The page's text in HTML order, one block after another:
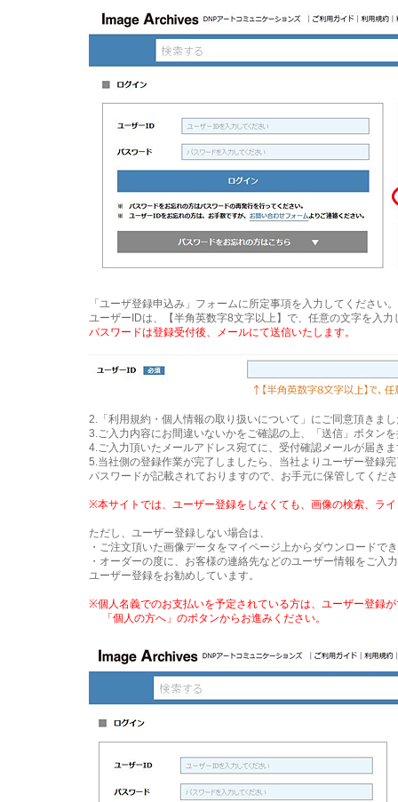
「ユーザ登録申込み」フォームに所定事項を入力してください。
ユーザーIDは、【半角英数字8文字以上】で、任意の文字を入
パスワードは登録受付後、メールにて送信いたします。
2.「利用規約・個人情報の取り扱いについて」にご同意頂きま
3.ご入力内容にお間違いないかをご確認の上、「送信」ボタン
4.ご入力頂いたメールアドレス宛てに、受付確認メールが届き
5.当社側の登録作業が完了しましたら、当社よりユーザー登録
パスワードが記載されておりますので、お手元に保管してくだ
※本サイトでは、ユーザー登録をしなくても、画像の検索、ラ
ただし、ユーザー登録しない場合は、
・ご注文頂いた画像データをマイページ上からダウンロードで
・オーダーの度に、お客様の連絡先などのユーザー情報をご入
ユーザー登録をお勧めしています。
※個人名義でのお支払いを予定されている方は、ユーザー登録
「個人の方へ」のボタンからお進みください。